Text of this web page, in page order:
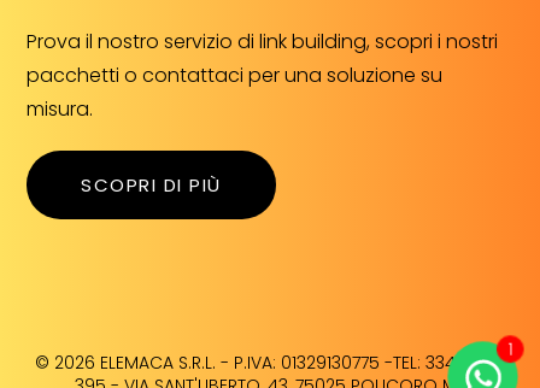
Prova il nostro servizio di link building, scopri i nostri
pacchetti o contattaci per una soluzione su
misura.
SCOPRI DI PIÙ
© 2026 ELEMACA S.R.L. - P.IVA: 01329130775 -TEL: 334 98 76
1